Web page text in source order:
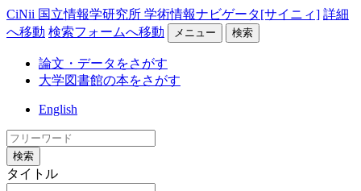
CiNii 国立情報学研究所 学術情報ナビゲータ[サイニィ] 詳細
へ移動 検索フォームへ移動 メニュー 検索
論文・データをさがす
大学図書館の本をさがす
English
検索
タイトル